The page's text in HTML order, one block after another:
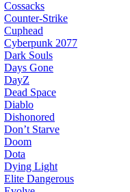
Cossacks
Counter-Strike
Cuphead
Cyberpunk 2077
Dark Souls
Days Gone
DayZ
Dead Space
Diablo
Dishonored
Don’t Starve
Doom
Dota
Dying Light
Elite Dangerous